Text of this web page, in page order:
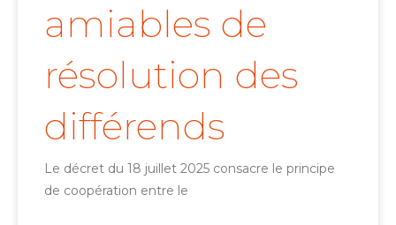
amiables de
résolution des
différends
Le décret du 18 juillet 2025 consacre le principe
de coopération entre le